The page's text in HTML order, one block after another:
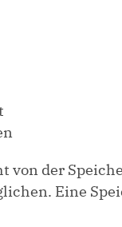
von der
Eine